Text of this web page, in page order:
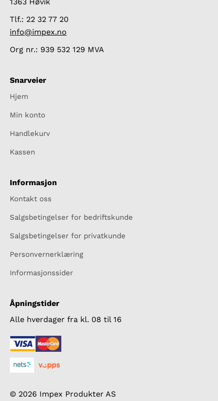
Tlf.: 22 32 77 20
info@impex.no
Org nr.: 939 532 129 MVA
Snarveier
Hjem
Min konto
Handlekurv
Kassen
Informasjon
Kontakt oss
Salgsbetingelser for bedriftskunde
Salgsbetingelser for privatkunde
Personvernerklæring
Informasjonssider
Åpningstider
Alle hverdager fra kl. 08 til 16
© 2026 Impex Produkter AS